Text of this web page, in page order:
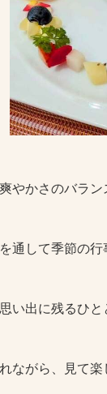
やかさのバラ
通して季節の
い出に残るひ
ながら、見て